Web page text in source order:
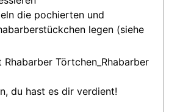
die pochierten und
legen (siehe
du hast es dir verdient!